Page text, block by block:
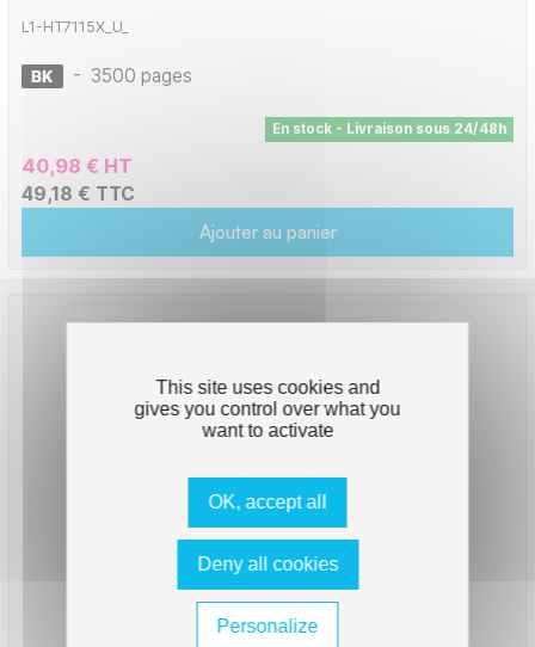
L1-HT7115X_U_
- 3500 pages
En stock - Livraison sous 24/48h
40,98 € HT
49,18 € TTC
Ajouter au panier
This site uses cookies and
gives you control over what you
want to activate
OK, accept all
Deny all cookies
Personalize